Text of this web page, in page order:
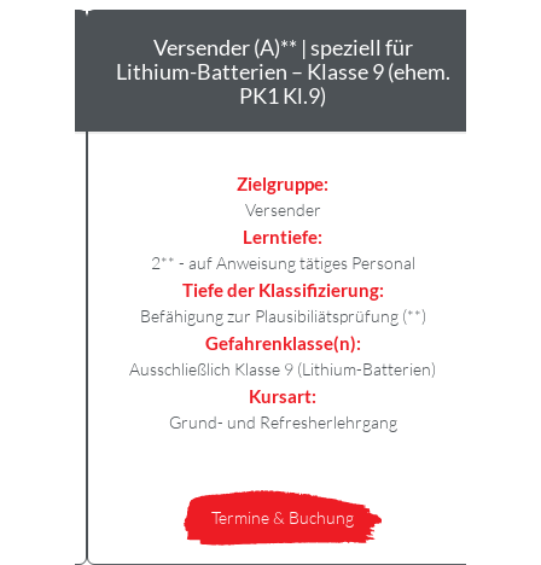
Versender (A)** | speziell für
Lithium-Batterien – Klasse 9 (ehem.
PK1 Kl.9)
Zielgruppe:
Versender
Lerntiefe:
2** - auf Anweisung tätiges Personal
Tiefe der Klassifizierung:
Befähigung zur Plausibiliätsprüfung (**)
Gefahrenklasse(n):
Ausschließlich Klasse 9 (Lithium-Batterien)
Kursart:
Grund- und Refresherlehrgang
Termine & Buchung